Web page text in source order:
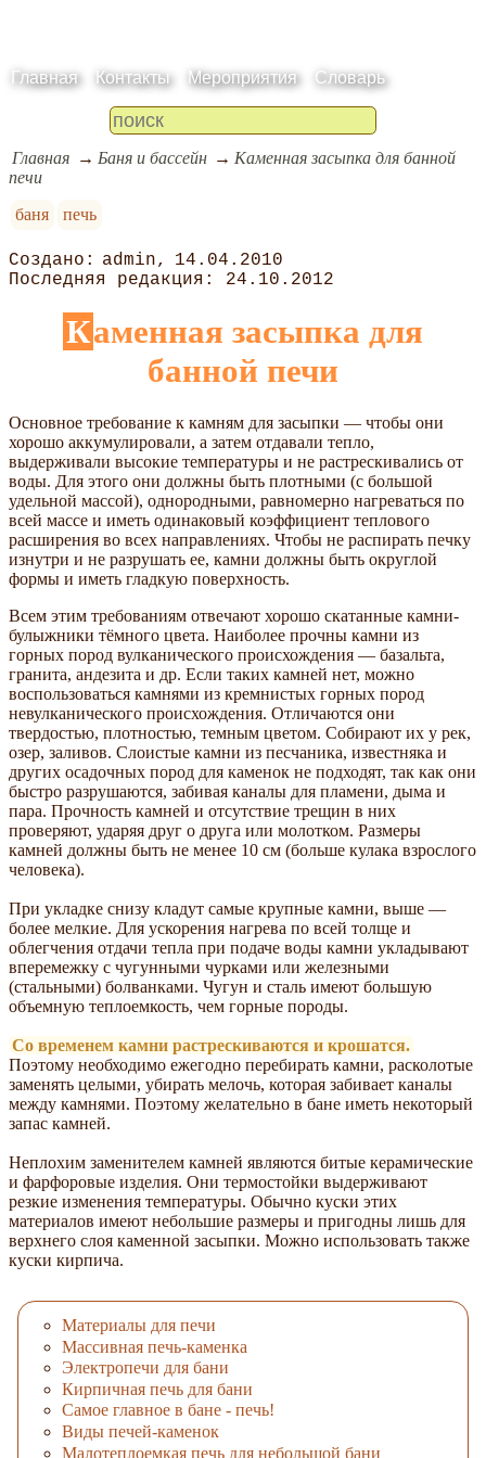
Главная Контакты Мероприятия Словарь
Главная Баня и бассейн
Каменная засыпка для банной
печи
баня
печь
admin
14.04.2010
24.10.2012
Каменная засыпка для
банной печи
Основное требование к камням для засыпки — чтобы они
хорошо аккумулировали, а затем отдавали тепло,
выдерживали высокие температуры и не растрескивались от
воды. Для этого они должны быть плотными (с большой
удельной массой), однородными, равномерно нагреваться по
всей массе и иметь одинаковый коэффициент теплового
расширения во всех направлениях. Чтобы не распирать печку
изнутри и не разрушать ее, камни должны быть округлой
формы и иметь гладкую поверхность.
Всем этим требованиям отвечают хорошо скатанные камни-
булыжники тёмного цвета. Наиболее прочны камни из
горных пород вулканического происхожде­ния — базальта,
гранита, андезита и др. Если таких камней нет, можно
воспользоваться камнями из кремнистых горных пород
невулканического происхождения. Отличаются они
твердостью, плотностью, темным цветом. Собирают их у рек,
озер, заливов. Слоистые камни из песчаника, известняка и
других осадочных пород для каменок не подходят, так как они
быстро разрушаются, забивая каналы для пламени, дыма и
пара. Прочность камней и отсутствие трещин в них
проверяют, ударяя друг о друга или молотком. Размеры
камней должны быть не менее 10 см (больше кулака взрослого
человека).
При укладке снизу кладут самые крупные камни, выше —
более мелкие. Для ускорения нагрева по всей толще и
облегчения отдачи тепла при подаче воды камни укладывают
вперемежку с чугунными чурками или железными
(стальными) болванками. Чугун и сталь имеют большую
объемную теплоемкость, чем горные породы.
Со временем камни растрескиваются и крошатся.
Поэтому необходимо ежегодно перебирать камни, расколотые
заменять целыми, убирать мелочь, которая забивает каналы
между камнями. Поэтому желательно в бане иметь некоторый
запас камней.
Неплохим заменителем камней являются битые керамические
и фарфоровые изделия. Они термостойки выдерживают
резкие изменения температуры. Обычно куски этих
материалов имеют небольшие размеры и пригодны лишь для
верхнего слоя каменной засыпки. Можно использовать также
куски кирпича.
Материалы для печи
Массивная печь-каменка
Электропечи для бани
Кирпичная печь для бани
Самое главное в бане - печь!
Виды печей-каменок
Малотеплоемкая печь для небольшой бани